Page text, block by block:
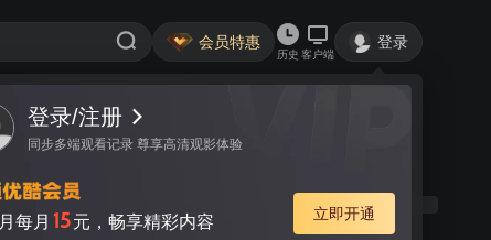
会员特惠
历史 客户端
登录
登录/注册
同步多端观看记录 尊享高清观影体验
月每月 15元，畅享精彩内容 立即开通